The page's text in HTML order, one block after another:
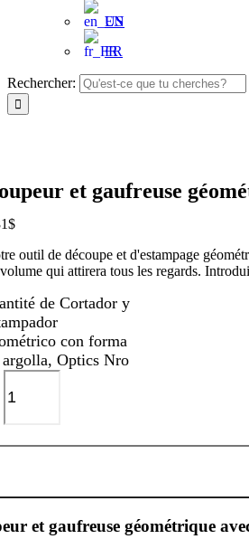
EN
FR
Rechercher:
et gaufreuse
$
outil de découpe et d'estampage
qui attirera tous les regards.
de Cortador y
con forma
argolla, Optics Nro
et gaufreuse géométrique